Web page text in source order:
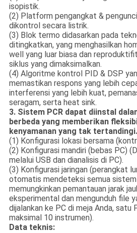
isopistik.
(2) Platform pengangkat &
dikontrol secara listrik.
(3) Blok termo didasarkan pada
ditingkatkan, yang menghasilkan
well yang luar biasa dan
siklus yang dimaksimalkan.
(4) Algoritme kontrol PID & DSP
memastikan respons yang lebih
interferensi yang lebih kuat,
seragam, serta heat sink.
3. Sistem PCR dapat diinstal
berbeda yang memberikan
kenyamanan yang tak tertandingi.
(1) Konfigurasi lokasi bersama
(2) Konfigurasi mandiri (bebas PC)
melalui USB dan dianalisis di PC).
(3) Konfigurasi jaringan (perangkat
otomatis mendeteksi semua sistem
memungkinkan pemantauan jarak
eksperimental dan mengunduh file
dijalankan ke PC di meja Anda, satu
maksimal 10 instrumen).
Data teknis: